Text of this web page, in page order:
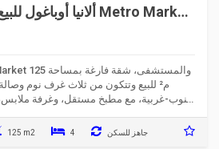
| مطبخ
م² للبيع وتتكون من ثلاث غرف نوم
125 m2 4 جاهز للسكن